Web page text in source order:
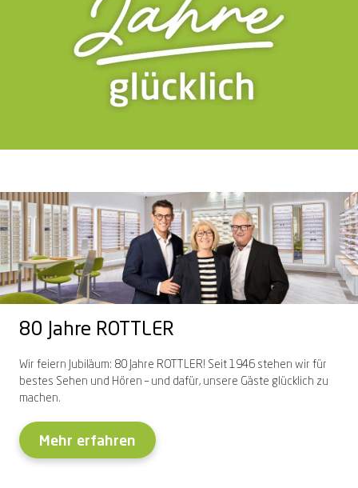
80 Jahre ROTTLER
Wir feiern Jubiläum: 80 Jahre ROTTLER! Seit 1946 stehen wir für
bestes Sehen und Hören – und dafür, unsere Gäste glücklich zu
machen.
Mehr erfahren